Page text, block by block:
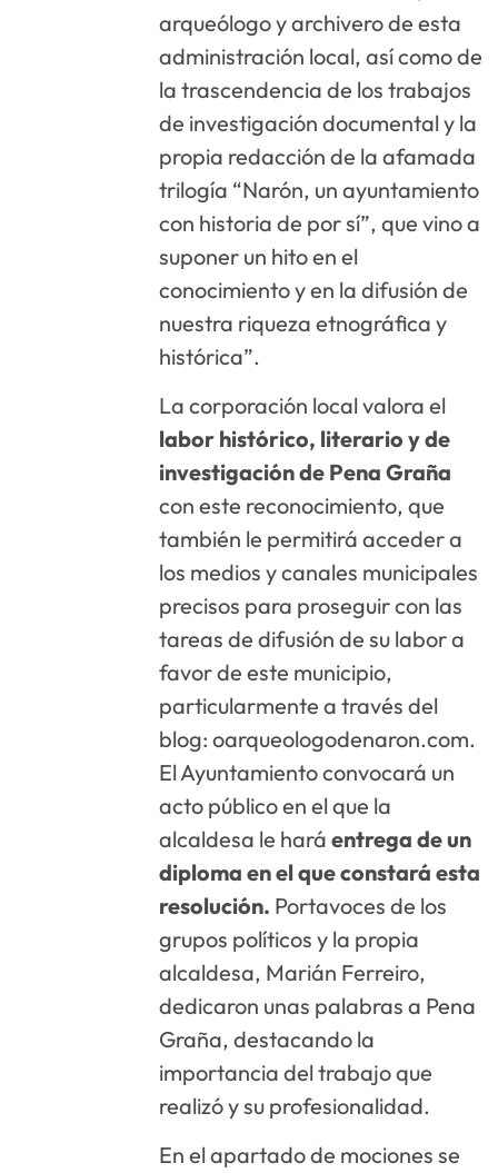
arqueólogo y archivero de esta
administración local, así como de
la trascendencia de los trabajos
de investigación documental y la
propia redacción de la afamada
trilogía “Narón, un ayuntamiento
con historia de por sí”, que vino a
suponer un hito en el
conocimiento y en la difusión de
nuestra riqueza etnográfica y
histórica”.
La corporación local valora el
labor histórico, literario y de
investigación de Pena Graña
con este reconocimiento, que
también le permitirá acceder a
los medios y canales municipales
precisos para proseguir con las
tareas de difusión de su labor a
favor de este municipio,
particularmente a través del
blog: oarqueologodenaron.com.
El Ayuntamiento convocará un
acto público en el que la
alcaldesa le haráentrega de un
diploma en el que constará esta
resolución. Portavoces de los
grupos políticos y la propia
alcaldesa, Marián Ferreiro,
dedicaron unas palabras a Pena
Graña, destacando la
importancia del trabajo que
realizó y su profesionalidad.
En el apartado de mociones se